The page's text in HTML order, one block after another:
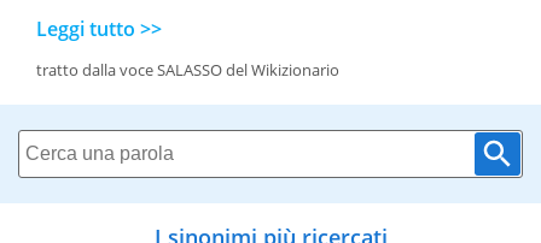
Leggi tutto >>
tratto dalla voce SALASSO del Wikizionario